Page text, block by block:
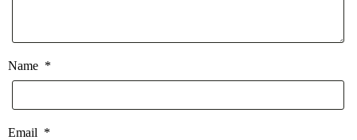
Name *
Email *